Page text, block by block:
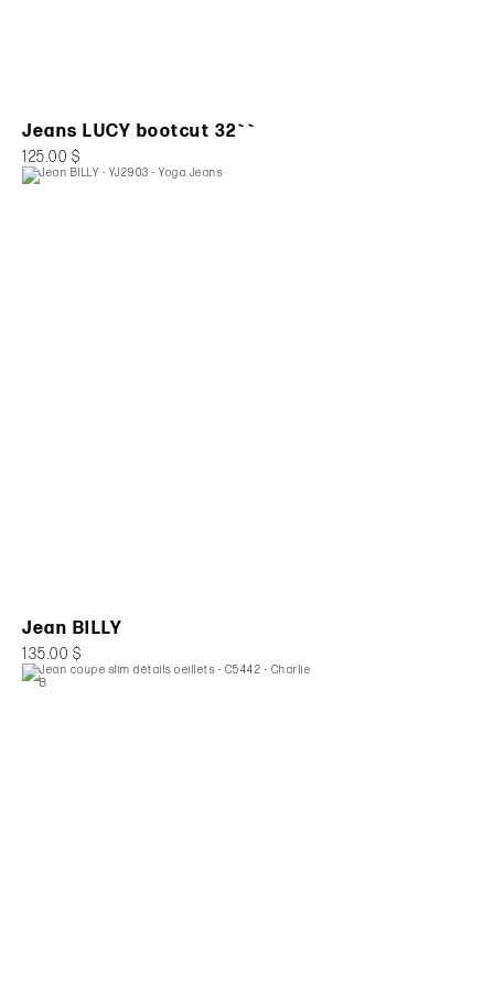
Jeans LUCY bootcut 32``
125.00 $
Jean BILLY
135.00 $